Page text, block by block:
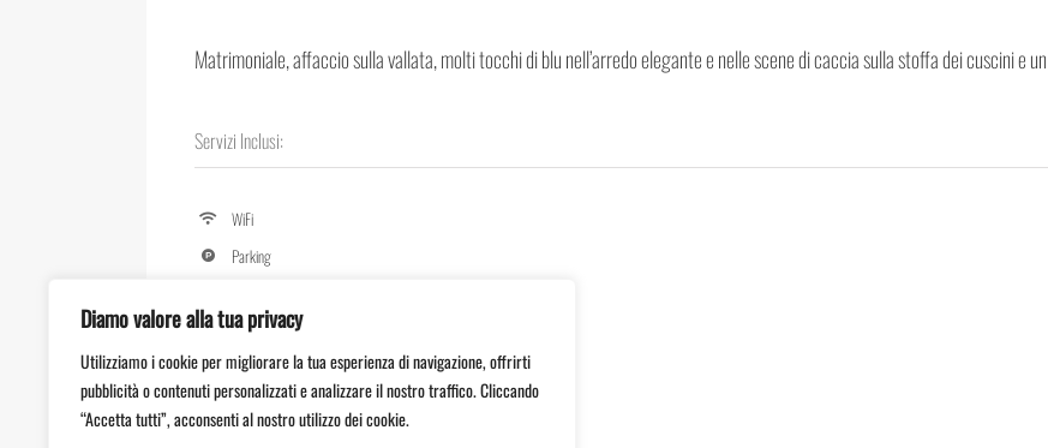
Diamo valore alla tua privacy
Utilizziamo i cookie per migliorare la tua esperienza di navigazione, offrirti
pubblicità o contenuti personalizzati e analizzare il nostro traffico. Cliccando
“Accetta tutti”, acconsenti al nostro utilizzo dei cookie.
Matrimoniale, affaccio sulla vallata, molti tocchi di blu nell’arredo elegante e nelle scene di caccia sulla stoffa dei cuscini e
Servizi Inclusi:
WiFi
Parking
TV
Cassaforte
Frigo bar